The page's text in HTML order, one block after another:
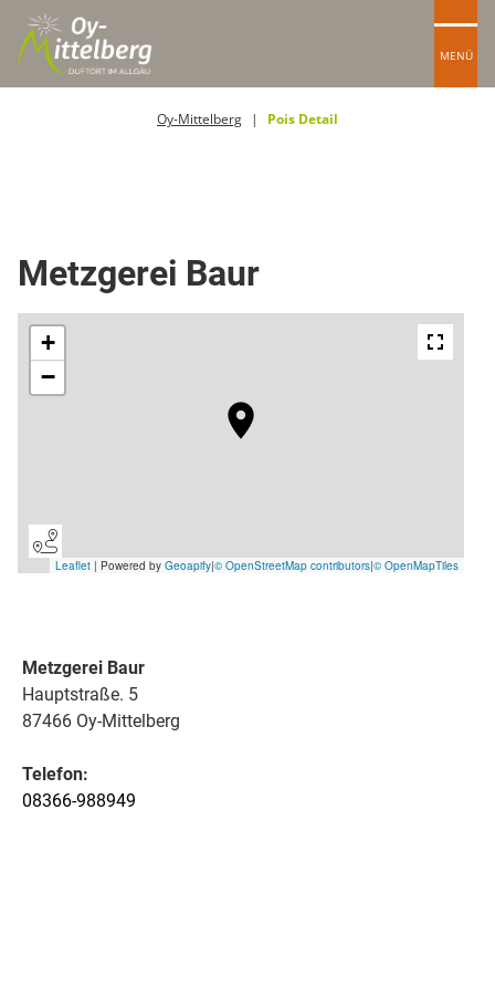
MENÜ
Oy-Mittelberg Pois Detail
Metzgerei Baur
Metzgerei Baur
Hauptstraße. 5
87466 Oy-Mittelberg
Telefon:
08366-988949